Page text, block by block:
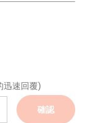
迅速回覆)
確認